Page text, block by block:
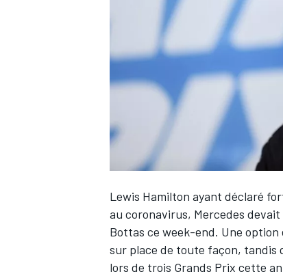
WRC
WEC
Lewis Hamilton ayant déclaré
au coronavirus, Mercedes
Bottas ce week-end. Une
sur place de toute façon, tandis
lors de trois Grands Prix cette